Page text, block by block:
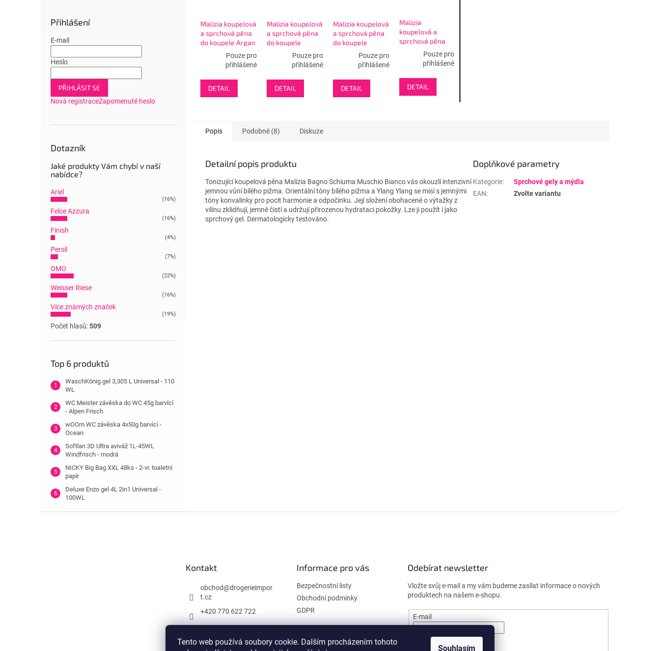
Tento web používá soubory cookie. Dalším procházením tohoto
Souhlasím
Přihlášení
E-mail
Heslo
PŘIHLÁSIT SE
Nová registraceZapomenuté heslo
Dotazník
Jaké produkty Vám chybí v naší
nabídce?
Ariel
(16%)
Felce Azzura
(16%)
Finish
(4%)
Persil
(7%)
OMO
(22%)
Weisser Riese
(16%)
Více známých značek
(19%)
Počet hlasů:509
Top 6 produktů
WaschKönig gel 3,305 L Universal - 110
WL
WC Meister závěska do WC 45g barvící
- Alpen Frisch
wOOm WC závěska 4x50g barvící -
Ocean
Softlan 3D Ultra aviváž 1L-45WL
Windfrisch - modrá
NICKY Big Bag XXL 48ks - 2-vr. toaletní
papír
Deluxe Enzo gel 4L 2in1 Universal -
100WL
Malizia koupelová
a sprchová pěna
do koupele Argan
and Vanilla 1000
Pouze pro
přihlášené
DETAIL
Malizia koupelová
a sprchová pěna
do koupele
Bergamot and
Sage 1000 ml
Pouze pro
přihlášené
DETAIL
Malizia koupelová
a sprchová pěna
do koupele
Coconut Milk 1000
Pouze pro
přihlášené
DETAIL
Malizia
koupelová a
sprchová pěna
do koupele Goji
Berries and
Flowers 1000 ml
Pouze pro
přihlášené
DETAIL
Popis Podobné (8) Diskuze
Detailní popis produktu
Tonizující koupelová pěna Malizia Bagno Schiuma Muschio Bianco vás okouzlí intenzivní
jemnou vůní bílého pižma. Orientální tóny bílého pižma a Ylang Ylang se mísí s jemnými
tóny konvalinky pro pocit harmonie a odpočinku. Její složení obohacené o výtažky z
vilínu zklidňují, jemně čistí a udržují přirozenou hydrataci pokožky. Lze ji použít i jako
sprchový gel. Dermatologicky testováno.
Doplňkové parametry
Kategorie:
Sprchové gely a mýdla
EAN: Zvolte variantu
Kontakt
obchod@drogerieimpor
t.cz
+420 770 622 722
Informace pro vás
Bezpečnostní listy
Obchodní podmínky
GDPR
Odebírat newsletter
Vložte svůj e-mail a my vám budeme zasílat informace o nových
produktech na našem e-shopu.
E-mail